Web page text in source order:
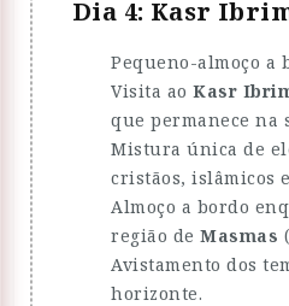
Dia 4: Kasr
Pequeno-almoço a
Visita ao Kasr
que permanece na
Mistura única de
cristãos, islâmicos
Almoço a bordo
região de Masmas
Avistamento dos
horizonte.